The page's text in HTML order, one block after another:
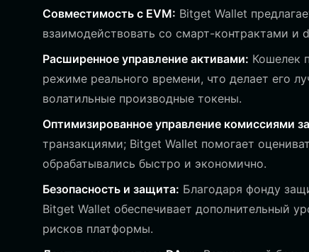
Совместимость с EVM: Bitget Wallet
взаимодействовать со смарт-контрактами
Расширенное управление активами: Кошелек
режиме реального времени, что делает его
волатильные производные токены.
Оптимизированное управление комиссиями за
транзакциями; Bitget Wallet помогает
обрабатывались быстро и экономично.
Безопасность и защита: Благодаря фонду
Bitget Wallet обеспечивает дополнительный
рисков платформы.